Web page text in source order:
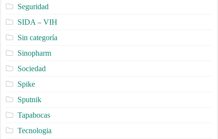
Seguridad
SIDA – VIH
Sin categoría
Sinopharm
Sociedad
Spike
Sputnik
Tapabocas
Tecnologia